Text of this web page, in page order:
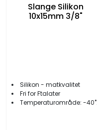
Slange Silikon
10x15mm 3/8"
Silikon - matkvalitet
Fri for Ftalater
Temperaturområde: -40˚C +200˚C